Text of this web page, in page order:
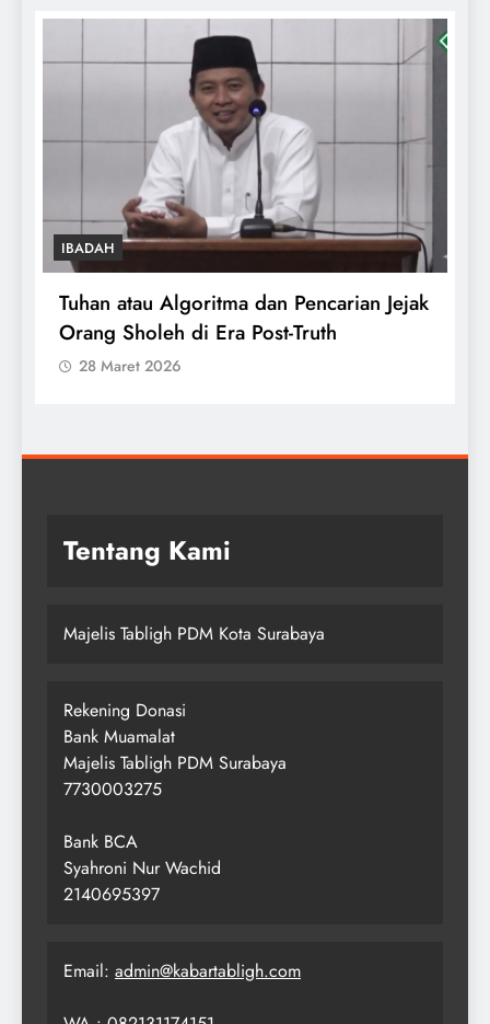
IBADAH
Tuhan atau Algoritma dan Pencarian Jejak
Orang Sholeh di Era Post-Truth
28 Maret 2026
Tentang Kami
Majelis Tabligh PDM Kota Surabaya
Rekening Donasi
Bank Muamalat
Majelis Tabligh PDM Surabaya
7730003275
Bank BCA
Syahroni Nur Wachid
2140695397
Email: admin@kabartabligh.com